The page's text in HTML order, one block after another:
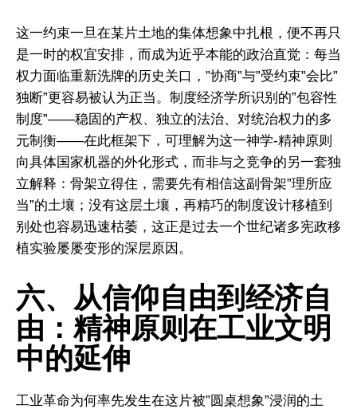
这一约束一旦在某片土地的集体想象中扎根，便不再只
是一时的权宜安排，而成为近乎本能的政治直觉：每当
权力面临重新洗牌的历史关口，”协商”与”受约束”会比”
独断”更容易被认为正当。制度经济学所识别的”包容性
制度”——稳固的产权、独立的法治、对统治权力的多
元制衡——在此框架下，可理解为这一神学-精神原则
向具体国家机器的外化形式，而非与之竞争的另一套独
立解释：骨架立得住，需要先有相信这副骨架”理所应
当”的土壤；没有这层土壤，再精巧的制度设计移植到
别处也容易迅速枯萎，这正是过去一个世纪诸多宪政移
植实验屡屡变形的深层原因。
六、从信仰自由到经济自
由：精神原则在工业文明
中的延伸
工业革命为何率先发生在这片被”圆桌想象”浸润的土